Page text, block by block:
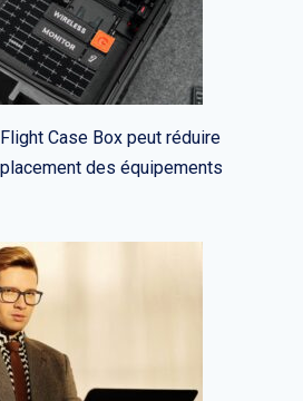
Case Box peut réduire
des équipements